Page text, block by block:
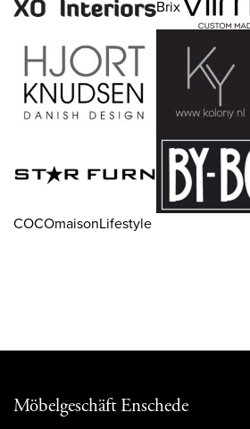
Brix
COCOmaisonLifestyle
Möbelgeschäft Enschede